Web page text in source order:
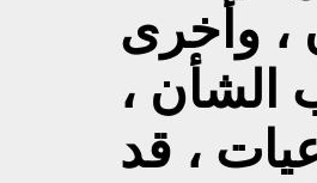
، وأخرى
الشأن ،
، قد